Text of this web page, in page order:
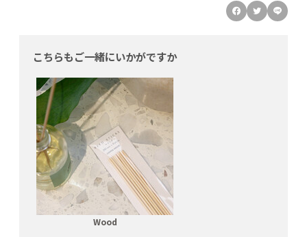
こちらもご一緒にいかがですか
Wood